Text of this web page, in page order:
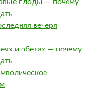
плоды — почему
вечеря
и обетах — почему